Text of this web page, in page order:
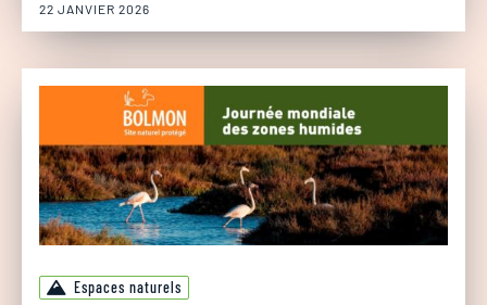
22 JANVIER 2026
Espaces naturels